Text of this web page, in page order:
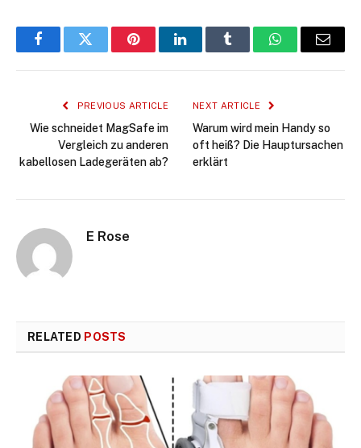
FacebookTwitter PinterestLinkedInTumblr WhatsAppEmail
PREVIOUS ARTICLE
Wie schneidet MagSafe im
Vergleich zu anderen
kabellosen Ladegeräten ab?
NEXT ARTICLE
Warum wird mein Handy so
oft heiß? Die Hauptursachen
erklärt
E Rose
RELATED POSTS